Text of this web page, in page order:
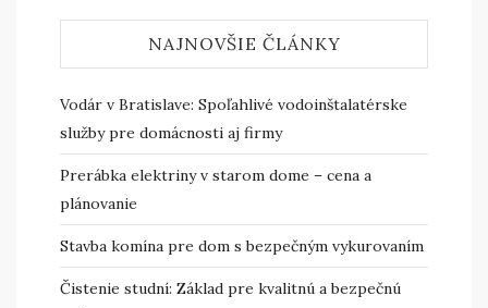
NAJNOVŠIE ČLÁNKY
Vodár v Bratislave: Spoľahlivé vodoinštalatérske
služby pre domácnosti aj firmy
Prerábka elektriny v starom dome – cena a
plánovanie
Stavba komína pre dom s bezpečným vykurovaním
Čistenie studní: Základ pre kvalitnú a bezpečnú